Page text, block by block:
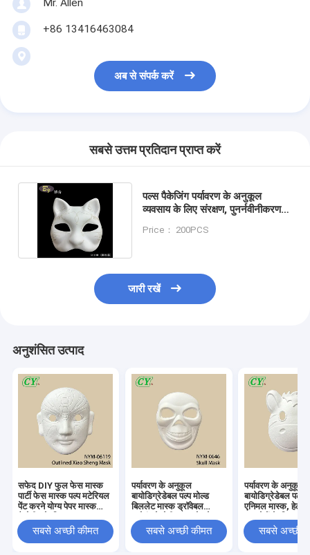
Mr. Allen
+86 13416463084
अब से संपर्क करें
सबसे उत्तम प्रतिदान प्राप्त करें
पल्स पैकेजिंग पर्यावरण के अनुकूल
व्यवसाय के लिए संरक्षण, पुनर्नवीनीकरण
Price： 200PCS
जारी रखें
अनुशंसित उत्पाद
सफेद DIY फुल फेस मास्क
पार्टी फेस मास्क पल्प मटेरियल
पेंट करने योग्य पेपर मास्क
सबसे अच्छी कीमत
पर्यावरण के अनुकूल
बायोडिग्रेडेबल पल्प मोल्ड
बिललेट मास्क ड्रॉवेबल
लिए संसाधित
सबसे अच्छी कीमत
पर्यावरण के अनुकूल
बायोडिग्रेडेबल पल्प
एनिमल मास्क,
ड्रॉएबल और स्प्रे
सबसे अच्छी